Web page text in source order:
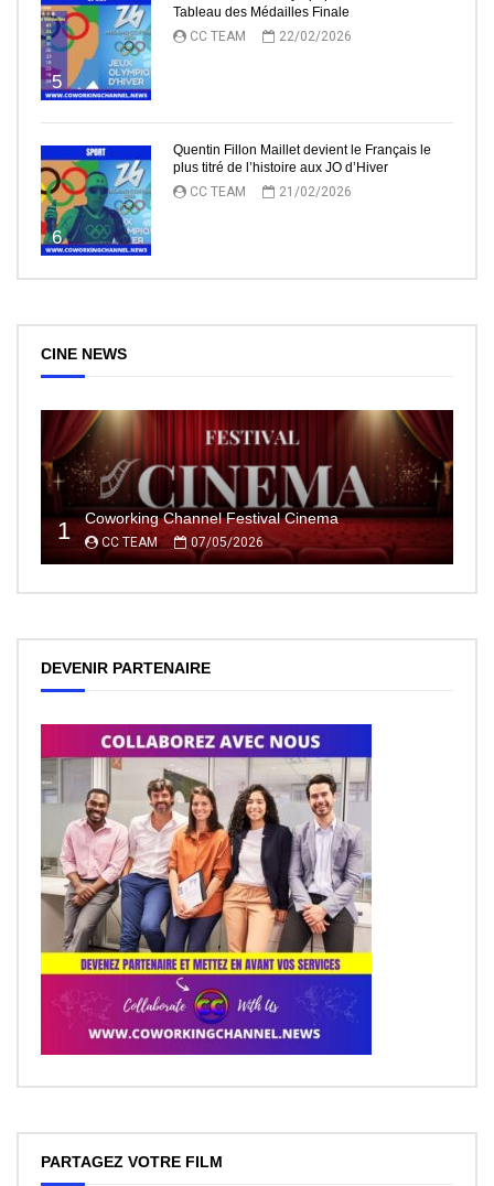
5
Tableau des Médailles Finale
CC TEAM
22/02/2026
6
Quentin Fillon Maillet devient le Français le
plus titré de l’histoire aux JO d’Hiver
CC TEAM
21/02/2026
CINE NEWS
1 Coworking Channel Festival Cinema
CC TEAM 07/05/2026
DEVENIR PARTENAIRE
PARTAGEZ VOTRE FILM